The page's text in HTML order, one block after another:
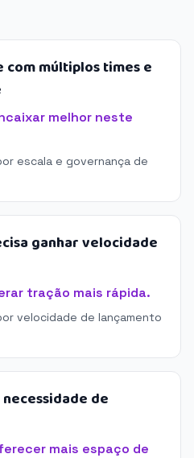
múltiplos times e
melhor neste
escala e governança de
ganhar velocidade
tração mais rápida.
velocidade de lançamento
de
mais espaço de